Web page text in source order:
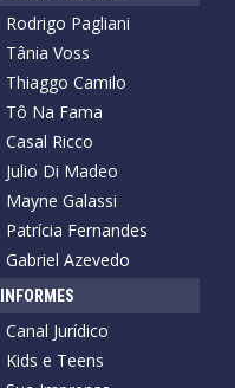
Rodrigo Pagliani
Tânia Voss
Thiaggo Camilo
Tô Na Fama
Casal Ricco
Julio Di Madeo
Mayne Galassi
Patrícia Fernandes
Gabriel Azevedo
INFORMES
Canal Jurídico
Kids e Teens